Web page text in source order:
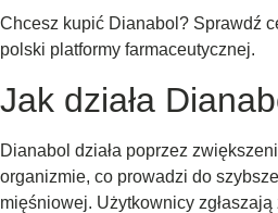
Chcesz kupić Dianabol? Sprawdź
polski platformy farmaceutycznej.
Jak działa
Dianabol działa poprzez
organizmie, co prowadzi do
mięśniowej. Użytkownicy